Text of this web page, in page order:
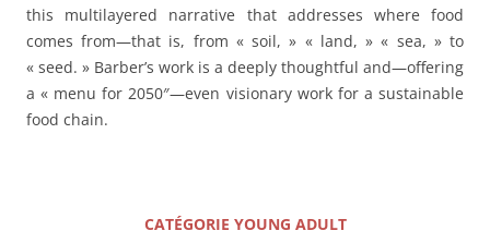
this multilayered narrative that addresses where food
comes from—that is, from « soil, » « land, » « sea, » to
« seed. » Barber’s work is a deeply thoughtful and—offering
a « menu for 2050″—even visionary work for a sustainable
food chain.
CATÉGORIE YOUNG ADULT